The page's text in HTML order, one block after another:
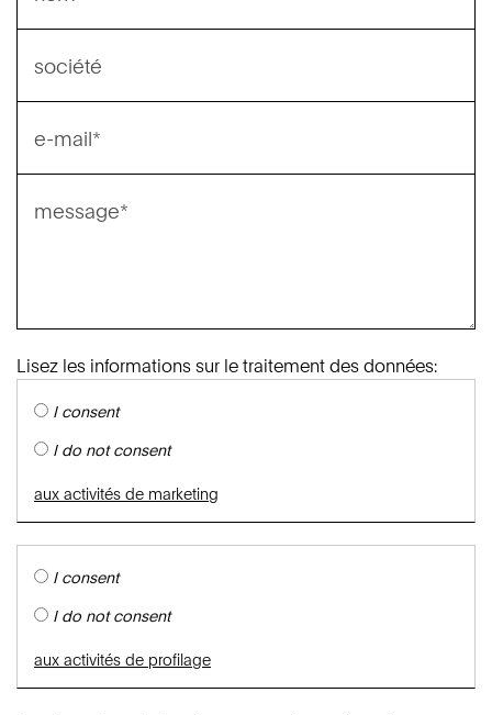
Lisez les informations sur le traitement des données:
I consent
I do not consent
aux activités de marketing
I consent
I do not consent
aux activités de profilage